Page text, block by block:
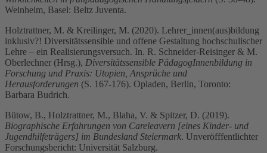
Weinheim, Basel: Beltz Juventa.
Holztrattner, M. & Kreilinger, M. (2020). Lehrer_innen(aus)bildung
inklusiv?! Diversitätssensible und offene Gestaltung hochschulischer
Lehre – ein Realisierungsversuch. In. R. Schneider-Reisinger & M.
Oberlechner (Hrsg.), Diversitätssensible PädagogInnenbildung in
Forschung und Praxis: Utopien, Ansprüche und
Herausforderungen (S. 167-176). Opladen, Berlin, Toronto:
Barbara Budrich.
Bütow, B., Holztrattner, M., Blaha, V. & Spitzer, D. (2019).
Biographische Erfahrungen von Careleavern [eines Kinder- und
Jugendhilfeträgers] im Bundesland Steiermark. Unveröfffentlichter
Forschungsbericht: Universität Salzburg.